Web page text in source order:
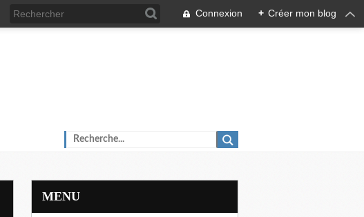
Connexion + Créer mon blog
MENU